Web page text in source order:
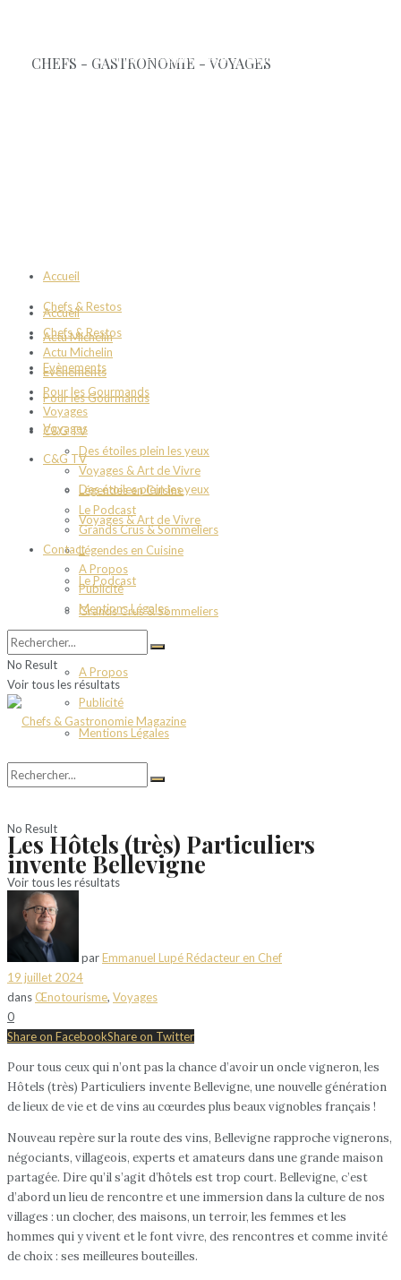
Accueil
Chefs & Restos
Actu Michelin
Evènements
Pour les Gourmands
Voyages
C&G TV
Des étoiles plein les yeux
Voyages & Art de Vivre
Légendes en Cuisine
Le Podcast
Grands Crus & Sommeliers
Contact
A Propos
Publicité
Mentions Légales
Accueil
Chefs & Restos
Actu Michelin
Evènements
Pour les Gourmands
Voyages
C&G TV
Des étoiles plein les yeux
Voyages & Art de Vivre
Légendes en Cuisine
Le Podcast
Grands Crus & Sommeliers
Contact
A Propos
Publicité
Mentions Légales
No Result
Voir tous les résultats
No Result
Voir tous les résultats
Les Hôtels (très) Particuliers
invente Bellevigne
parEmmanuel Lupé Rédacteur en Chef
19 juillet 2024
dans Œnotourisme, Voyages
0
Share on FacebookShare on Twitter
Pour tous ceux qui n’ont pas la chance d’avoir un oncle vigneron, les
Hôtels (très) Particuliers invente Bellevigne, une nouvelle génération
de lieux de vie et de vins au cœurdes plus beaux vignobles français !
Nouveau repère sur la route des vins, Bellevigne rapproche vignerons,
négociants, villageois, experts et amateurs dans une grande maison
partagée. Dire qu’il s’agit d’hôtels est trop court. Bellevigne, c’est
d’abord un lieu de rencontre et une immersion dans la culture de nos
villages : un clocher, des maisons, un terroir, les femmes et les
hommes qui y vivent et le font vivre, des rencontres et comme invité
de choix : ses meilleures bouteilles.